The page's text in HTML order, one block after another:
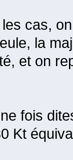
cas,
la
et on
fois
Kt